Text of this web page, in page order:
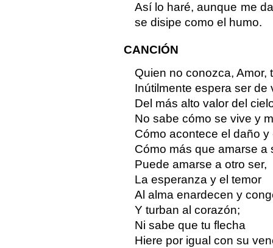
Así lo haré, aunque me
se disipe como el humo.
CANCIÓN
Quien no conozca, Amor,
Inútilmente espera ser de
Del más alto valor del
No sabe cómo se vive y
Cómo acontece el daño y
Cómo más que amarse a
Puede amarse a otro ser,
La esperanza y el temor
Al alma enardecen y
Y turban al corazón;
Ni sabe que tu flecha
Hiere por igual con su